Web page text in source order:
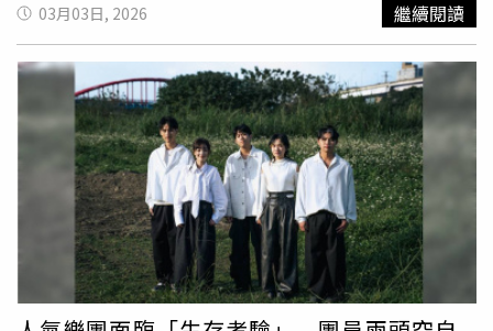
南優質農漁產品穩定走向全球市場，持續創造外銷成長動
能。
俗。一年365天都可以「打小人」，不過最盛行的日子是
「驚蟄」，因為民俗相信這天是萬物被春雷驚醒的日子，當
中也包含著小人，所以在小人被驚擾、蠢蠢欲動之前，最好
先下手為強，打得他不敢作惡。香港銅鑼灣的鵝頸橋下「打
小人」很有名！香港政府還將「打小人」初步列為該地的
「非物質文化遺產」。打小人的地方一般會在陰暗處、三叉
路口、橋底、山邊等地進行，因為這些地方容易招喚鬼神，
而且三叉路口煞氣較大，能克制小人，叉傷小人。此外，在
古代，這原本真的是種詛咒他人的巫術。儀式的步驟：請
神：用香奉請天地神明。稟告：將委託人之姓名、生辰八字
等寫在百解靈符上。若要打特定小人，則將特定小人之姓
名、生辰八字、照片、衣物等可以代表特定小人身份之物，
03月03日, 2026 繼續閱讀